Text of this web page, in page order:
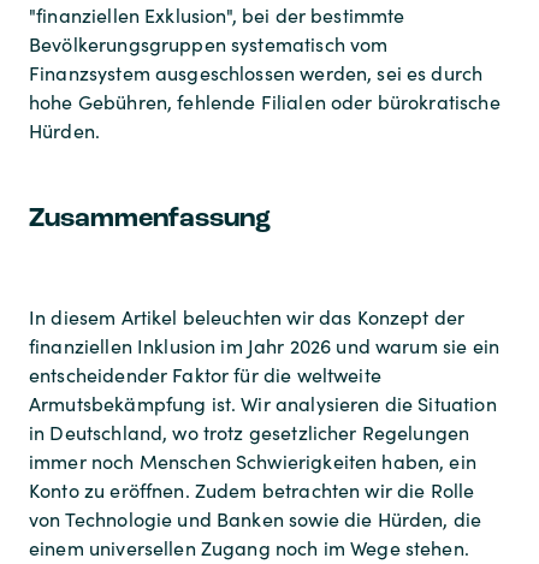
"finanziellen Exklusion", bei der bestimmte
Bevölkerungsgruppen systematisch vom
Finanzsystem ausgeschlossen werden, sei es durch
hohe Gebühren, fehlende Filialen oder bürokratische
Hürden.
Zusammenfassung
In diesem Artikel beleuchten wir das Konzept der
finanziellen Inklusion im Jahr 2026 und warum sie ein
entscheidender Faktor für die weltweite
Armutsbekämpfung ist. Wir analysieren die Situation
in Deutschland, wo trotz gesetzlicher Regelungen
immer noch Menschen Schwierigkeiten haben, ein
Konto zu eröffnen. Zudem betrachten wir die Rolle
von Technologie und Banken sowie die Hürden, die
einem universellen Zugang noch im Wege stehen.